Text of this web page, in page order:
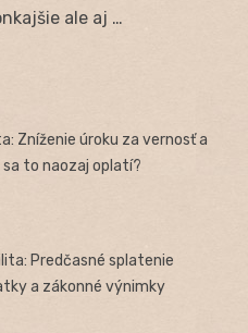
ale aj …
Zníženie úroku za vernosť a
to naozaj oplatí?
Predčasné splatenie
a zákonné výnimky